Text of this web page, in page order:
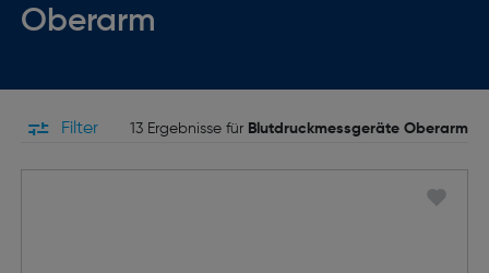
Oberarm
Filter 13 Ergebnisse für Blutdruckmessgeräte Oberarm